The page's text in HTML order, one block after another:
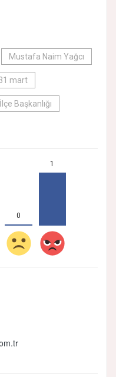
Mustafa Naim Yağcı
mart
Başkanlığı
0
1